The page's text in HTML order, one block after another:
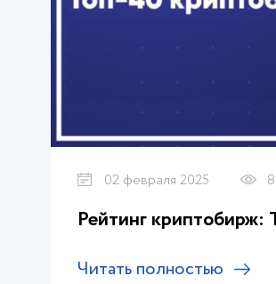
02 февраля 2025
Рейтинг
Читать полностью